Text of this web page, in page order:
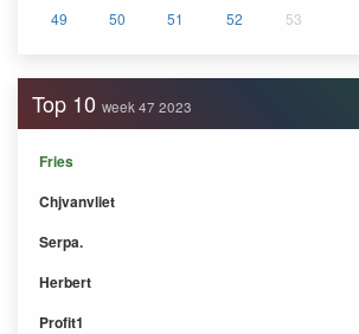
49 50 51 52 53
Top 10 week 47 2023
Fries
Chjvanvliet
Serpa.
Herbert
Profit1